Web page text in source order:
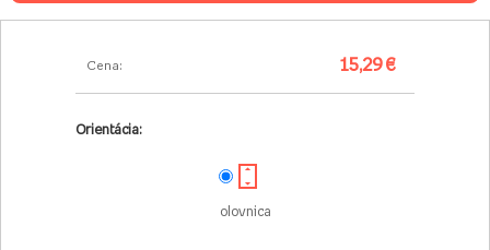
Cena: 15,29 €
Orientácia:
olovnica